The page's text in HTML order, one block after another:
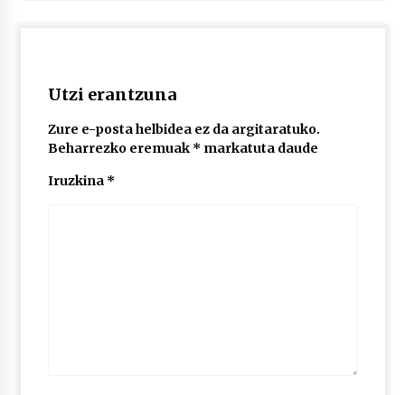
2026/07/02
Utzi erantzuna
Zure e-posta helbidea ez da argitaratuko.
Beharrezko eremuak * markatuta daude
Iruzkina *